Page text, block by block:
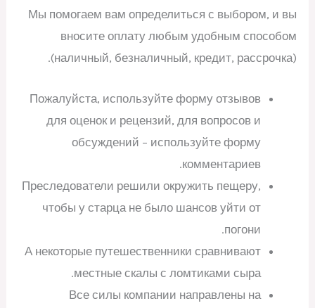
Мы помогаем вам определиться с выбором, и вы
вносите оплату любым удобным способом
(наличный, безналичный, кредит, рассрочка).
Пожалуйста, используйте форму отзывов
для оценок и рецензий, для вопросов и
обсуждений – используйте форму
комментариев.
Преследователи решили окружить пещеру,
чтобы у старца не было шансов уйти от
погони.
А некоторые путешественники сравнивают
местные скалы с ломтиками сыра.
Все силы компании направлены на